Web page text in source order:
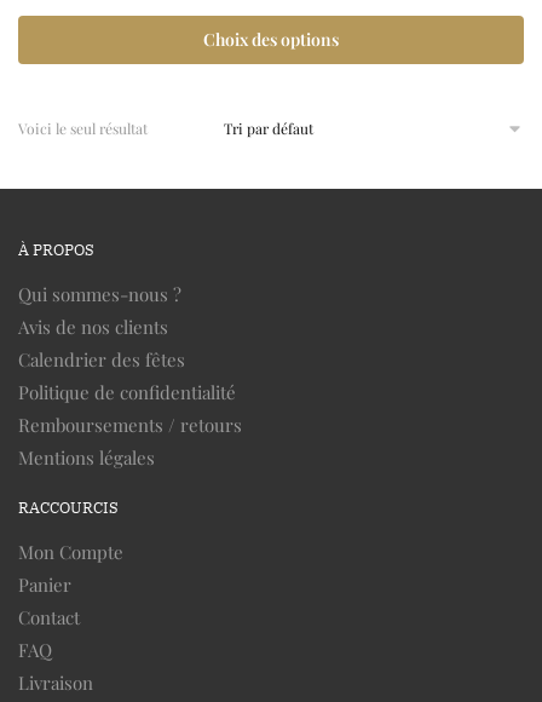
Choix des options
Voici le seul résultat
À PROPOS
Qui sommes-nous ?
Avis de nos clients
Calendrier des fêtes
Politique de confidentialité
Remboursements / retours
Mentions légales
RACCOURCIS
Mon Compte
Panier
Contact
FAQ
Livraison